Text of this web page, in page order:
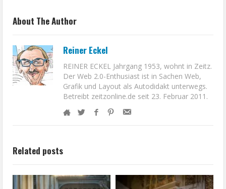
About The Author
Reiner Eckel
REINER ECKEL Jahrgang 1953, wohnt in Zeitz.
Der Web 2.0-Enthusiast ist in Sachen Web,
Grafik und Layout als Autodidakt unterwegs.
Betreibt zeitzonline.de seit 23. Februar 2011.
Related posts